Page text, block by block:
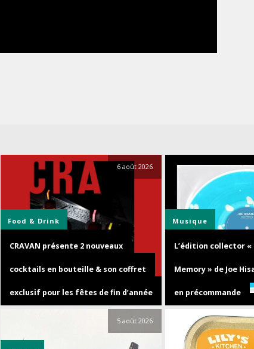
6 août 2026
Food & Drink
CRAVAN présente 2 nouveaux
cocktails en bouteille & son coffret
exclusif pour les fêtes de fin d’année
Musique
L’édition collector «
Memory » de Joe
en précommande
5 août 2026